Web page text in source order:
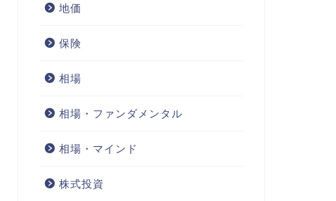
地価
保険
相場
相場・ファンダメンタル
相場・マインド
株式投資